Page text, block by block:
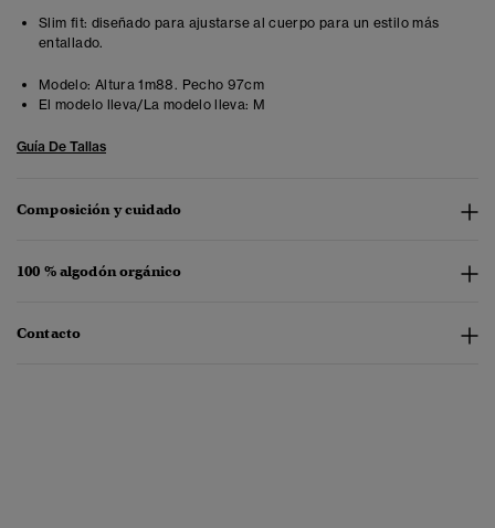
Slim fit: diseñado para ajustarse al cuerpo para un estilo más
entallado.
Modelo: Altura 1m88. Pecho 97cm
El modelo lleva/La modelo lleva: M
Guía De Tallas
Composición y cuidado
100 % algodón orgánico
Contacto